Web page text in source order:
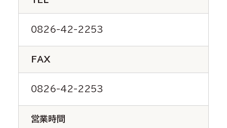
0826-42-2253
FAX
0826-42-2253
営業時間